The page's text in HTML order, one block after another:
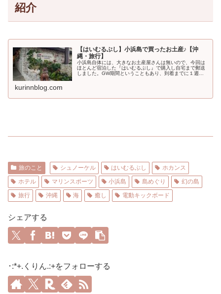
紹介
【はいむるぶし】小浜島で買ったお土産♪【沖
縄・旅行】
小浜島自体には、大きなお土産屋さんは無いので、今回は
ほとんど宿泊した『はいむるぶし』で購入し自宅まで郵送
しました。GW期間ということもあり、到着までに１週間
kurinnblog.com
旅のこと シュノーケル はいむるぶし
ホカンス
ホテル
マリンスポーツ 小浜島 島めぐり
幻の島
旅行
沖縄 海 癒し 電動キックボード
シェアする
･:*+.くりん.:+をフォローする